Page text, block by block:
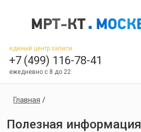
единый центр записи
+7 (499) 116-78-41
ежедневно с 8 до 22
Главная /
Полезная информация